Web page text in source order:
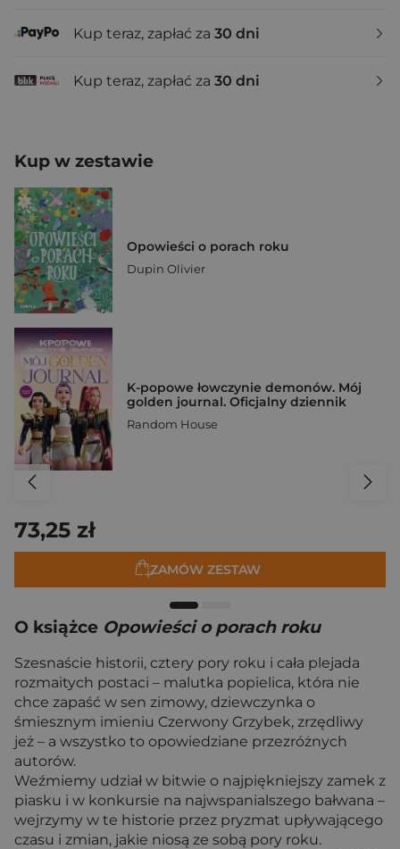
Kup teraz, zapłać za 30 dni
Kup teraz, zapłać za 30 dni
Kup w zestawie
Opowieści o porach roku
Dupin Olivier
K-popowe łowczynie demonów. Mój
golden journal. Oficjalny dziennik
Random House
73,25 zł
ZAMÓW ZESTAW
O książce Opowieści o porach roku
Szesnaście historii, cztery pory roku i cała plejada
rozmaitych postaci – malutka popielica, która nie
chce zapaść w sen zimowy, dziewczynka o
śmiesznym imieniu Czerwony Grzybek, zrzędliwy
jeż – a wszystko to opowiedziane przezróżnych
autorów.
Weźmiemy udział w bitwie o najpiękniejszy zamek z
piasku i w konkursie na najwspanialszego bałwana –
wejrzymy w te historie przez pryzmat upływającego
czasu i zmian, jakie niosą ze sobą pory roku.